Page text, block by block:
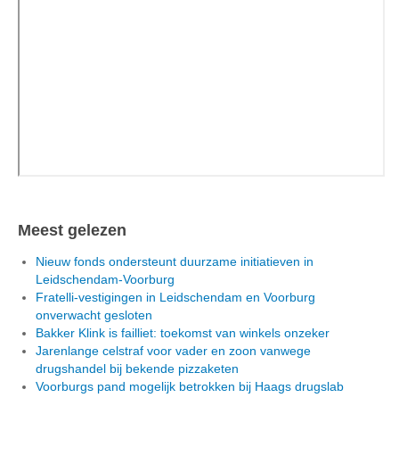
Meest gelezen
Nieuw fonds ondersteunt duurzame initiatieven in
Leidschendam-Voorburg
Fratelli-vestigingen in Leidschendam en Voorburg
onverwacht gesloten
Bakker Klink is failliet: toekomst van winkels onzeker
Jarenlange celstraf voor vader en zoon vanwege
drugshandel bij bekende pizzaketen
Voorburgs pand mogelijk betrokken bij Haags drugslab